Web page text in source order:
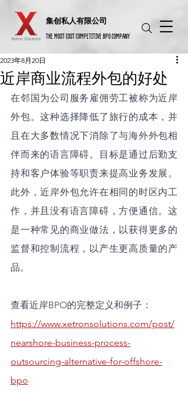
​集创私人有限公司
THE MOST COST COMPETITIVE BPO COMPANY
近岸商业流程外包的好处
2023年8月20日
在邻国为公司服务雇佣劳工被称为近岸
外包。这种选择降低了旅行的成本，并
且在大多数情况下消除了与海外外包相
伴而来的语言障碍。目标是通过后勤支
持和客户体验等职责来提高业务发展。
此外，近岸外包允许在相同的时区内工
作，并且没有语言障碍，方便通信。这
是一种常见的商业做法，以获得更多的
监督和控制流程，以产生更高质量的产
品。
查看近岸BPO的完整定义和例子：
https://www.xetronsolutions.com/post/
nearshore-business-process-
outsourcing-alternative-for-offshore-
bpo